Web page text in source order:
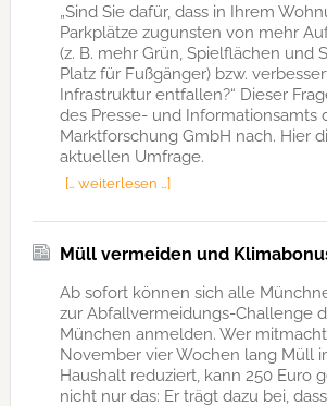
„Sind Sie dafür, dass in Ihrem
Parkplätze zugunsten von mehr
(z. B. mehr Grün, Spielflächen und
Platz für Fußgänger) bzw.
Infrastruktur entfallen?“ Dieser
des Presse- und Informationsamts
Marktforschung GmbH nach. Hier
aktuellen Umfrage.
[… weiterlesen …]
Müll vermeiden und
Ab sofort können sich alle
zur Abfallvermeidungs-Challenge
München anmelden. Wer
November vier Wochen lang Müll
Haushalt reduziert, kann 250 Euro
nicht nur das: Er trägt dazu bei,